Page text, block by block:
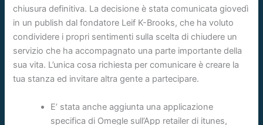
chiusura definitiva. La decisione è stata comunicata giovedì
in un publish dal fondatore Leif K-Brooks, che ha voluto
condividere i propri sentimenti sulla scelta di chiudere un
servizio che ha accompagnato una parte importante della
sua vita. L’unica cosa richiesta per comunicare è creare la
tua stanza ed invitare altra gente a partecipare.
E’ stata anche aggiunta una applicazione
specifica di Omegle sull’App retailer di itunes,